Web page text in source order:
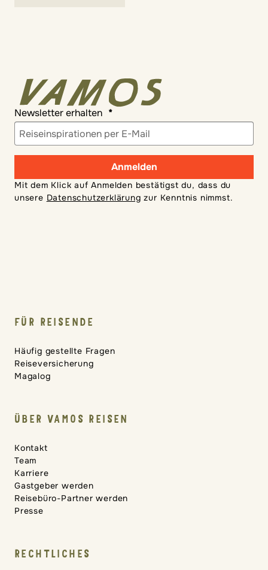
Newsletter erhalten
Anmelden
Mit dem Klick auf Anmelden bestätigst du, dass du
unsere Datenschutzerklärung zur Kenntnis nimmst.
FÜR REISENDE
Häufig gestellte Fragen
Reiseversicherung
Magalog
ÜBER VAMOS REISEN
Kontakt
Team
Karriere
Gastgeber werden
Reisebüro-Partner werden
Presse
RECHTLICHES